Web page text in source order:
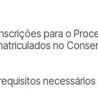
para o
no
necessários